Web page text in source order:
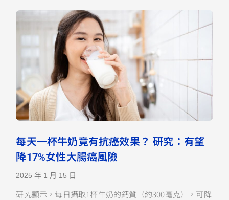
每天一杯牛奶竟有抗癌效果？ 研究：有望
降17%女性大腸癌風險
2025 年 1 月 15 日
研究顯示，每日攝取1杯牛奶的鈣質（約300毫克），可降